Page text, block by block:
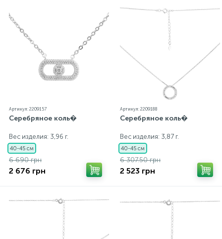
Артикул: 2209157
Серебряное коль�
Вес изделия: 3,96 г.
40-45 см
6 690 грн
2 676 грн
Артикул: 2209188
Серебряное коль�
Вес изделия: 3,87 г.
40-45 см
6 307.50 грн
2 523 грн